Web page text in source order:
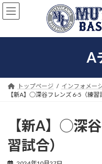
コ
ン
ナ
ビ
A
トップページ インフォメー
【新A】◯深谷フレンズ 6-5（練習
【新A】◯深
習試合）